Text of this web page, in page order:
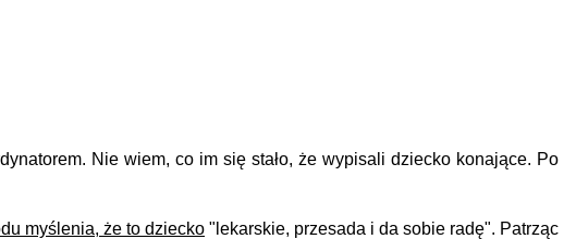
Nie wiem, co im się stało, że wypisali dziecko konające. Po
myślenia, że to dziecko "lekarskie, przesada i da sobie radę". Patrząc